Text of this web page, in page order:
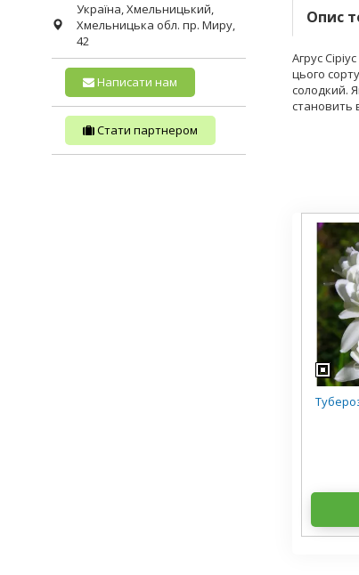
Опис
Агрус
цього
солодкий.
становить
Україна,Хмельницький,
Хмельницька обл. пр. Миру,
42
Написати нам
Стати партнером